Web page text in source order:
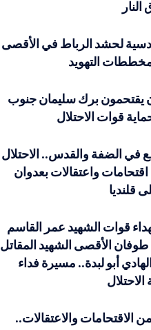
لحشد الرباط في الأقصى
التهويد
يقتحمون برك سليمان جنوب
قوات الاحتلال
في الضفة والقدس.. الاحتلال
واعتقالات بعدوان
قلنديا
قوات الشهيد عمر القاسم
الأقصى الشهيد المقاتل
أبو لبدة.. مسيرة فداء
الاقتحامات والاعتقالات..